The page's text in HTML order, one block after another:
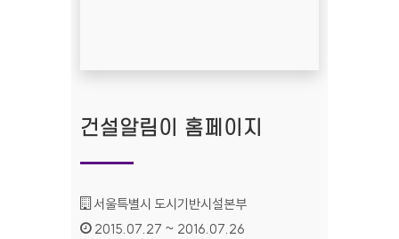
건설알림이 홈페이지
기관명 :
서울특별시 도시기반시설본부
인증기간 :
2015.07.27 ~ 2016.07.26